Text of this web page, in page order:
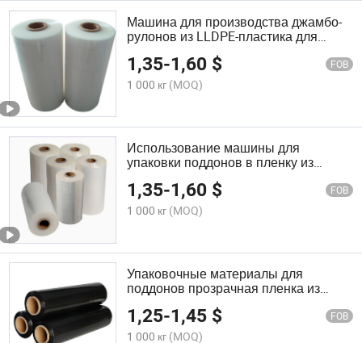
Машина для производства джамбо-
рулонов из LLDPE-пластика для
обертывания паллет пленкой стрейч
1,35-1,60 $ FOB
1 000 кг (MOQ)
Использование машины для
упаковки поддонов в пленку из
LLDPE дляShrink и стрейч-пленку
1,35-1,60 $ FOB
1 000 кг (MOQ)
Упаковочные материалы для
поддонов прозрачная пленка из
LLDPE для термоусадки и стретч-
обертывания
1,25-1,45 $ FOB
1 000 кг (MOQ)